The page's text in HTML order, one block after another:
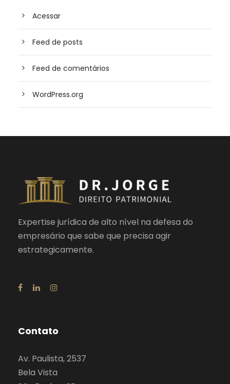
Acessar
Feed de posts
Feed de comentários
WordPress.org
Expertise jurídica de alto nível na defesa do
empresário que sabe que precisa agir
estrategicamente.
Contato
Av. Paulista, 2537
Bela Vista